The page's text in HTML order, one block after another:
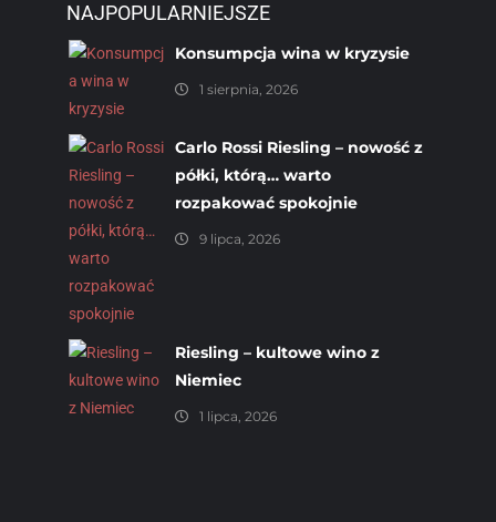
NAJPOPULARNIEJSZE
Konsumpcja wina w kryzysie
1 sierpnia, 2026
Carlo Rossi Riesling – nowość z
półki, którą… warto
rozpakować spokojnie
9 lipca, 2026
Riesling – kultowe wino z
Niemiec
1 lipca, 2026